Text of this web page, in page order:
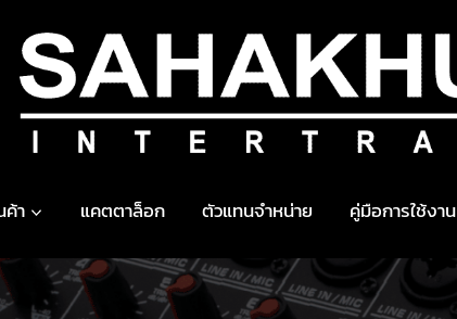
า แคตตาล็อก ตัวแทนจำหน่าย คู่มือการใช้งาน